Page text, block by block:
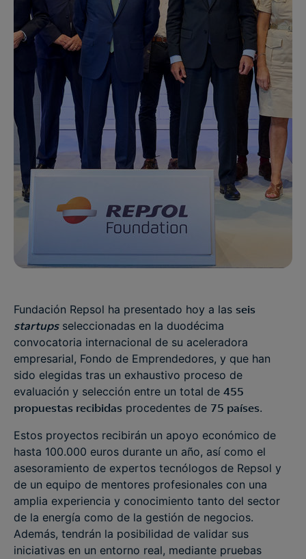
Fundación Repsol ha presentado hoy a las seis
startupsseleccionadas en la duodécima
convocatoria internacional de su aceleradora
empresarial, Fondo de Emprendedores, y que han
sido elegidas tras un exhaustivo proceso de
evaluación y selección entre un total de 455
propuestas recibidas procedentes de 75 países.
Estos proyectos recibirán un apoyo económico de
hasta 100.000 euros durante un año, así como el
asesoramiento de expertos tecnólogos de Repsol y
de un equipo de mentores profesionales con una
amplia experiencia y conocimiento tanto del sector
de la energía como de la gestión de negocios.
Además, tendrán la posibilidad de validar sus
iniciativas en un entorno real, mediante pruebas